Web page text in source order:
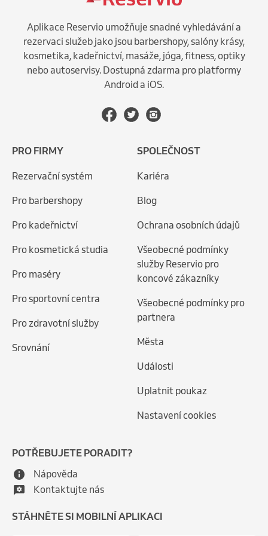
Aplikace Reservio umožňuje snadné vyhledávání a
rezervaci služeb jako jsou barbershopy, salóny krásy,
kosmetika, kadeřnictví, masáže, jóga, fitness, optiky
nebo autoservisy. Dostupná zdarma pro platformy
Android a iOS.
PRO FIRMY
Rezervační systém
Pro barbershopy
Pro kadeřnictví
Pro kosmetická studia
Pro maséry
Pro sportovní centra
Pro zdravotní služby
Srovnání
SPOLEČNOST
Kariéra
Blog
Ochrana osobních údajů
Všeobecné podmínky
služby Reservio pro
koncové zákazníky
Všeobecné podmínky pro
partnera
Města
Události
Uplatnit poukaz
Nastavení cookies
POTŘEBUJETE PORADIT?
Nápověda
Kontaktujte nás
STÁHNĚTE SI MOBILNÍ APLIKACI